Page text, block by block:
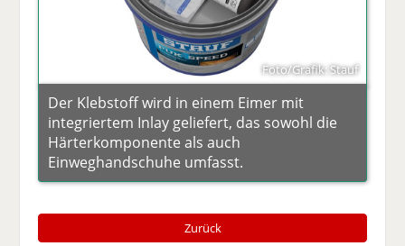
Foto/Grafik: Stauf
Der Klebstoff wird in einem Eimer mit
integriertem Inlay geliefert, das sowohl die
Härterkomponente als auch
Einweghandschuhe umfasst.
Zurück